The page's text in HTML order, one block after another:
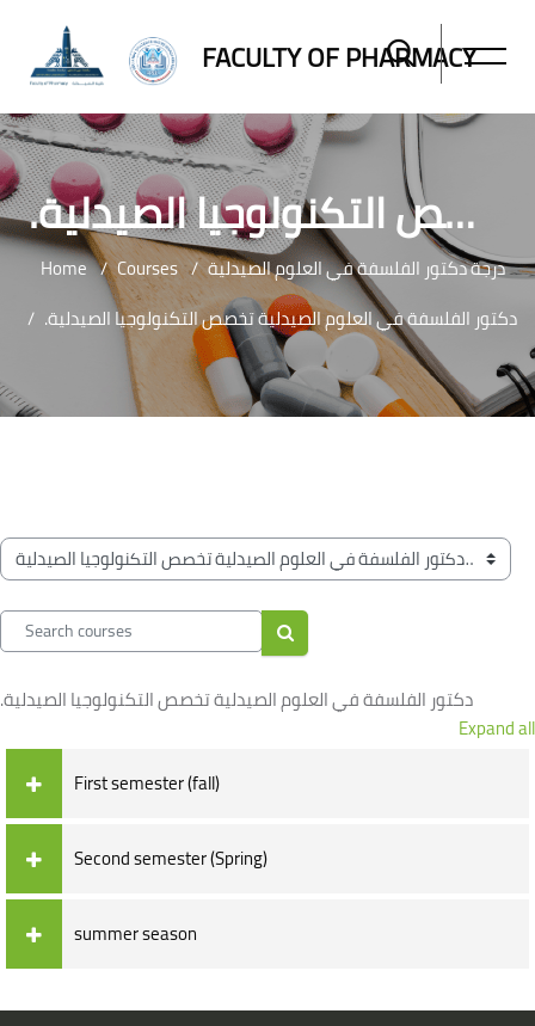
FACULTY OF PHARMACY
.دكتور الفلسفة في العلوم الصيدلية تخصص التكنولوجيا الصيدلية
Home Courses
درجة دكتور الفلسفة في العلوم الصيدلية
.دكتور الفلسفة في العلوم الصيدلية تخصص التكنولوجيا الصيدلية
Blocks
Course categories
Search courses
Search courses
.دكتور الفلسفة في العلوم الصيدلية تخصص التكنولوجيا الصيدلية
Expand all
First semester (fall)
Second semester (Spring)
summer season
Blocks